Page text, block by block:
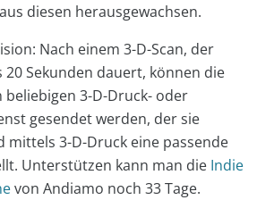
diesen herausgewachsen.
Nach einem 3-D-Scan, der
20 Sekunden dauert, können die
beliebigen 3-D-Druck- oder
gesendet werden, der sie
mittels 3-D-Druck eine passende
Unterstützen kann man die Indie
von Andiamo noch 33 Tage.